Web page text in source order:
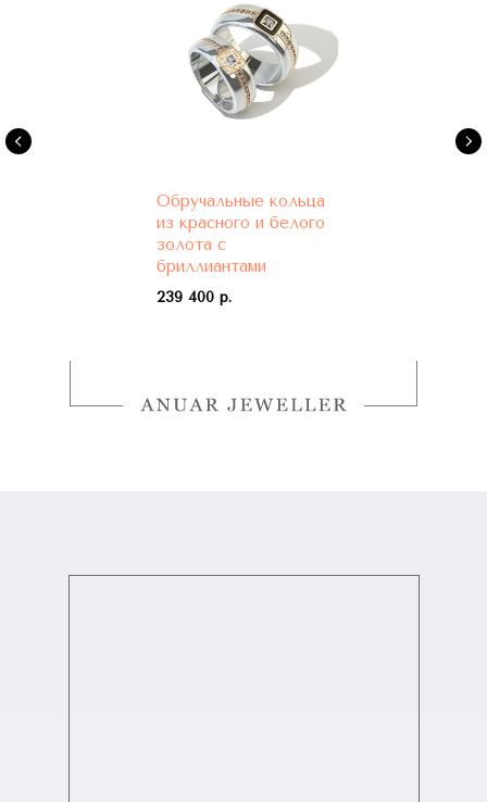
Обручальные кольца
из красного и белого
золота с
бриллиантами
239 400 р.